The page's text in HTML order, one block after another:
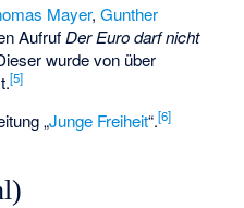
Mayer,Gunther
AufrufDer Euro darf nicht
wurde von über
[5]
„Junge Freiheit“.[6]